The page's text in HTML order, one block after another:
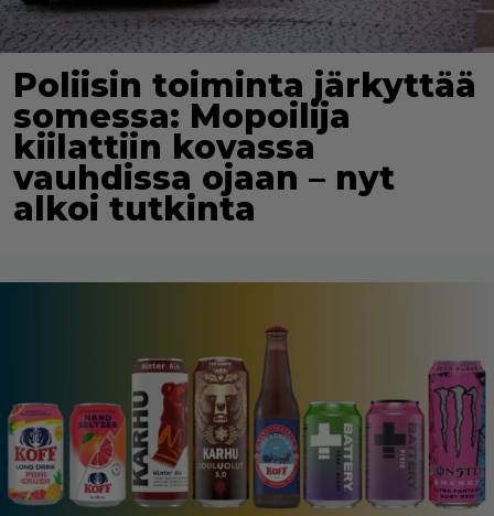
Poliisin toiminta järkyttää
somessa: Mopoilija
kiilattiin kovassa
vauhdissa ojaan – nyt
alkoi tutkinta